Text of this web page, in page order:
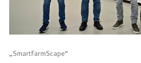
„SmartFarmScape“